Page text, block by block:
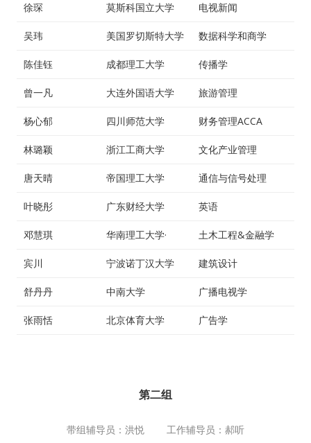
辉煌2013
人脉圈
信息圈
品牌的力量
徐琛 莫斯科国立大学 电视新闻
吴玮 美国罗切斯特大学 数据科学和商学
陈佳钰 成都理工大学 传播学
曾一凡 大连外国语大学 旅游管理
杨心郁 四川师范大学 财务管理ACCA
林璐颖 浙江工商大学 文化产业管理
唐天晴 帝国理工大学 通信与信号处理
叶晓彤 广东财经大学 英语
邓慧琪 华南理工大学· 土木工程&金融学
宾川 宁波诺丁汉大学 建筑设计
舒丹丹 中南大学 广播电视学
张雨恬 北京体育大学 广告学
第二组
带组辅导员：洪悦 工作辅导员：郝听